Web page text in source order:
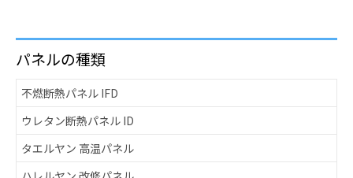
パネルの種類
不燃断熱パネル IFD
ウレタン断熱パネル ID
タエルヤン 高温パネル